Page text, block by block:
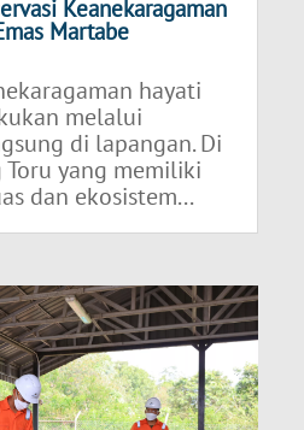
Keanekaragaman
Martabe
hayati
melalui
di lapangan. Di
yang memiliki
dan ekosistem...